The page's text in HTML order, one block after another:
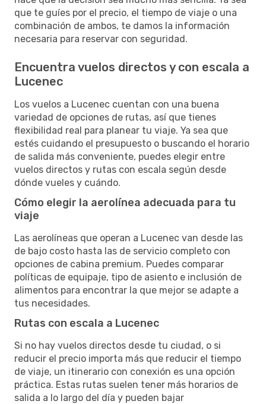
que te guíes por el precio, el tiempo de viaje o una
combinación de ambos, te damos la información
necesaria para reservar con seguridad.
Encuentra vuelos directos y con escala a
Lucenec
Los vuelos a Lucenec cuentan con una buena
variedad de opciones de rutas, así que tienes
flexibilidad real para planear tu viaje. Ya sea que
estés cuidando el presupuesto o buscando el horario
de salida más conveniente, puedes elegir entre
vuelos directos y rutas con escala según desde
dónde vueles y cuándo.
Cómo elegir la aerolínea adecuada para tu
viaje
Las aerolíneas que operan a Lucenec van desde las
de bajo costo hasta las de servicio completo con
opciones de cabina premium. Puedes comparar
políticas de equipaje, tipo de asiento e inclusión de
alimentos para encontrar la que mejor se adapte a
tus necesidades.
Rutas con escala a Lucenec
Si no hay vuelos directos desde tu ciudad, o si
reducir el precio importa más que reducir el tiempo
de viaje, un itinerario con conexión es una opción
práctica. Estas rutas suelen tener más horarios de
salida a lo largo del día y pueden bajar